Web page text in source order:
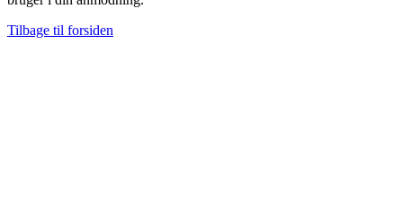
Tilbage til forsiden